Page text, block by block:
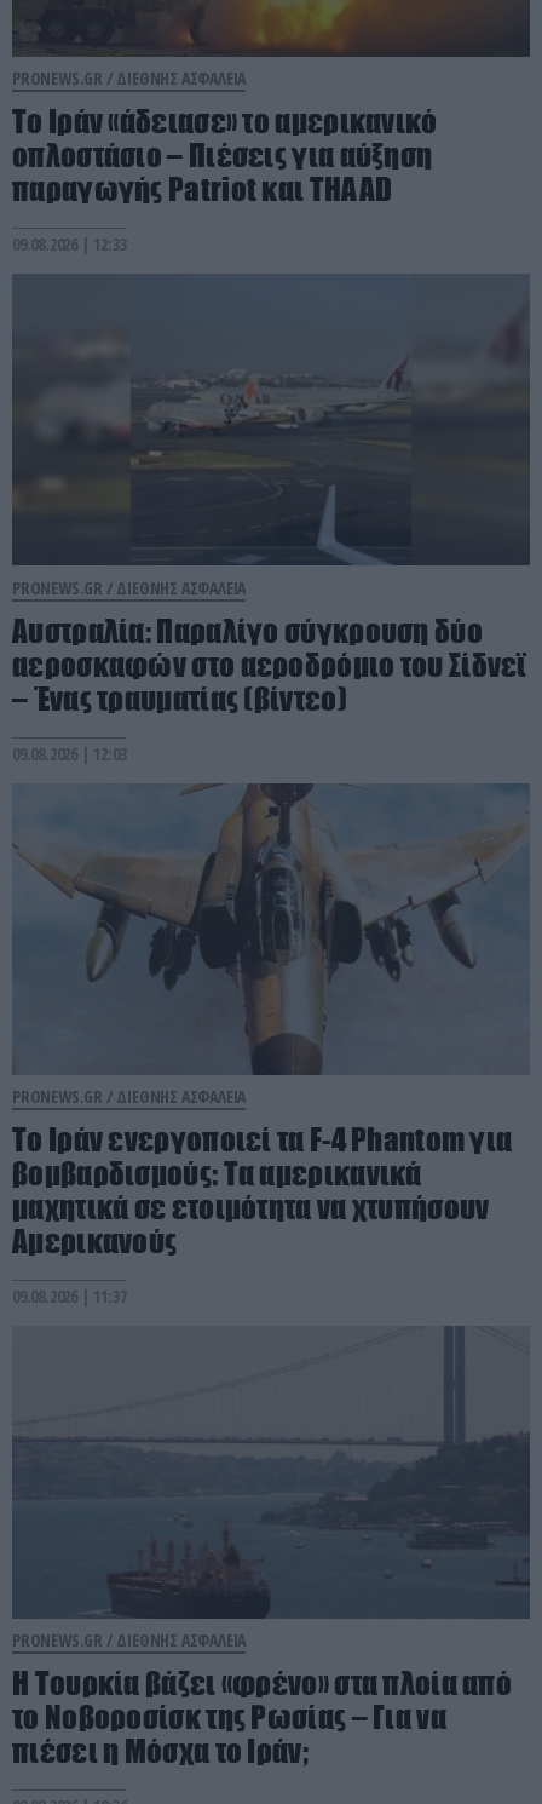
PRONEWS.GR / ΔΙΕΘΝΗΣ ΑΣΦΑΛΕΙΑ
Το Ιράν «άδειασε» το αμερικανικό
οπλοστάσιο – Πιέσεις για αύξηση
παραγωγής Patriot και THAAD
09.08.2026 | 12:33
PRONEWS.GR / ΔΙΕΘΝΗΣ ΑΣΦΑΛΕΙΑ
Αυστραλία: Παραλίγο σύγκρουση δύο
αεροσκαφών στο αεροδρόμιο του Σίδνεϊ
– Ένας τραυματίας (βίντεο)
09.08.2026 | 12:03
PRONEWS.GR / ΔΙΕΘΝΗΣ ΑΣΦΑΛΕΙΑ
Το Ιράν ενεργοποιεί τα F-4 Phantom για
βομβαρδισμούς: Τα αμερικανικά
μαχητικά σε ετοιμότητα να χτυπήσουν
Αμερικανούς
09.08.2026 | 11:37
PRONEWS.GR / ΔΙΕΘΝΗΣ ΑΣΦΑΛΕΙΑ
Η Τουρκία βάζει «φρένο» στα πλοία από
το Νοβοροσίσκ της Ρωσίας – Για να
πιέσει η Μόσχα το Ιράν;